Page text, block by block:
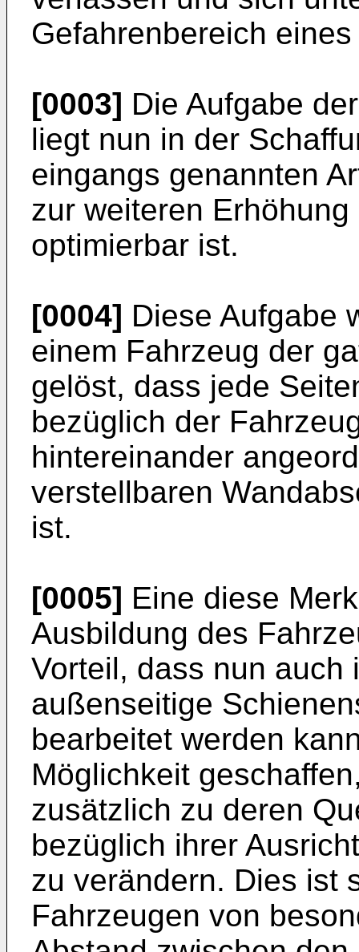
Gefahrenbereich
[0003] Die Aufgabe
liegt nun in der
eingangs genannten
zur weiteren
optimierbar ist.
[0004] Diese Aufgabe
einem Fahrzeug der
gelöst, dass jede
bezüglich der
hintereinander
verstellbaren
ist.
[0005] Eine diese
Ausbildung des
Vorteil, dass nun auch
außenseitige
bearbeitet werden
Möglichkeit
zusätzlich zu deren
bezüglich ihrer
zu verändern. Dies ist
Fahrzeugen von